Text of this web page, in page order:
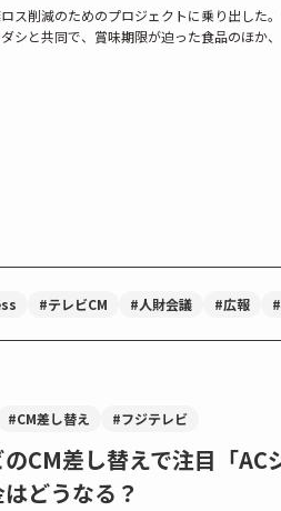
ス削減のためのプロジェクトに乗り出した
シと共同で、賞味期限が迫った食品のほか
#テレビCM #人財会議 #広報
#CM差し替え #フジテレビ
CM差し替えで注目「AC
どうなる？